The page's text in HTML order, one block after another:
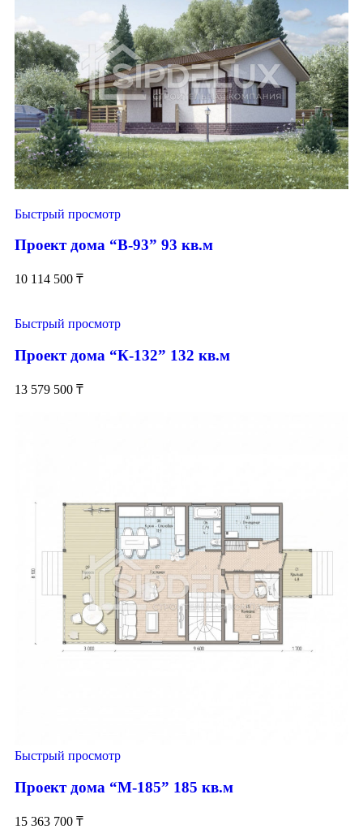
Быстрый просмотр
Проект дома “В-93” 93 кв.м
10 114 500 ₸
Быстрый просмотр
Проект дома “К-132” 132 кв.м
13 579 500 ₸
Быстрый просмотр
Проект дома “М-185” 185 кв.м
15 363 700 ₸